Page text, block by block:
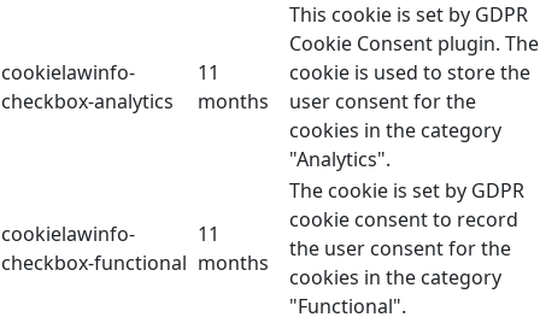
cookielawinfo-
checkbox-analytics
11
months
This cookie is set by GDPR
Cookie Consent plugin. The
cookie is used to store the
user consent for the
cookies in the category
"Analytics".
cookielawinfo-
checkbox-functional
11
months
The cookie is set by GDPR
cookie consent to record
the user consent for the
cookies in the category
"Functional".